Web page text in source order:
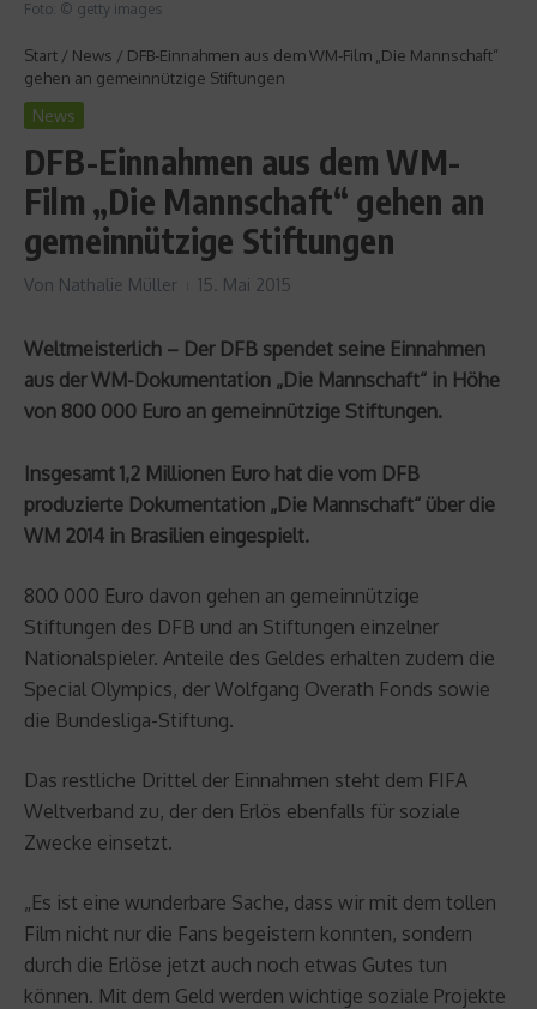
Foto: © getty images
Start / News / DFB-Einnahmen aus dem WM-Film „Die Mannschaft“
gehen an gemeinnützige Stiftungen
News
DFB-Einnahmen aus dem WM-
Film „Die Mannschaft“ gehen an
gemeinnützige Stiftungen
Von Nathalie Müller 15. Mai 2015
Weltmeisterlich – Der DFB spendet seine Einnahmen
aus der WM-Dokumentation „Die Mannschaft“ in Höhe
von 800 000 Euro an gemeinnützige Stiftungen.
Insgesamt 1,2 Millionen Euro hat die vom DFB
produzierte Dokumentation „Die Mannschaft“ über die
WM 2014 in Brasilien eingespielt.
800 000 Euro davon gehen an gemeinnützige
Stiftungen des DFB und an Stiftungen einzelner
Nationalspieler. Anteile des Geldes erhalten zudem die
Special Olympics, der Wolfgang Overath Fonds sowie
die Bundesliga-Stiftung.
Das restliche Drittel der Einnahmen steht dem FIFA
Weltverband zu, der den Erlös ebenfalls für soziale
Zwecke einsetzt.
„Es ist eine wunderbare Sache, dass wir mit dem tollen
Film nicht nur die Fans begeistern konnten, sondern
durch die Erlöse jetzt auch noch etwas Gutes tun
können. Mit dem Geld werden wichtige soziale Projekte